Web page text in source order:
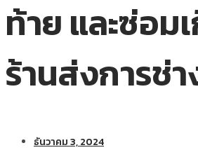
ท้าย และซ่อม
ร้านส่งการช่
ธันวาคม 3, 2024